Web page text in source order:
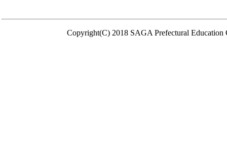
Copyright(C) 2018 SAGA Prefectural Education